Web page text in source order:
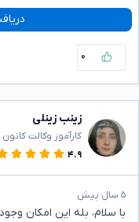
۰
زینب زینلی
کارآموز وکالت
۴.۹
۵ سال پیش
با سلام، بله این امکان